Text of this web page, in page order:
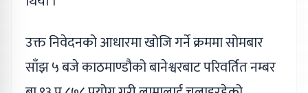
उक्त निवेदनको आधारमा खोजि गर्ने क्रममा सोमबार
साँझ ५ बजे काठमाण्डौको बानेश्वरबाट परिवर्तित नम्बर